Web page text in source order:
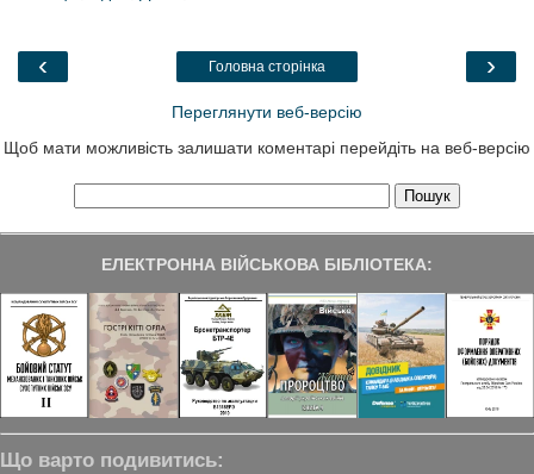
o
a
‹ ›
Головна сторінка
Переглянути веб-версію
Щоб мати можливість залишати коментарі перейдіть на веб-версію
ЕЛЕКТРОННА ВІЙСЬКОВА БІБЛІОТЕКА:
Що варто подивитись: